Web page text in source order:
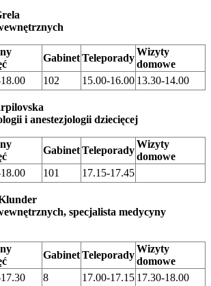
GabinetTeleporady
Wizyty
domowe
102 15.00-16.00 13.30-14.00
i anestezjologii dziecięcej
GabinetTeleporady
Wizyty
domowe
101 17.15-17.45
specjalista medycyny
GabinetTeleporady
Wizyty
domowe
8 17.00-17.15 17.30-18.00